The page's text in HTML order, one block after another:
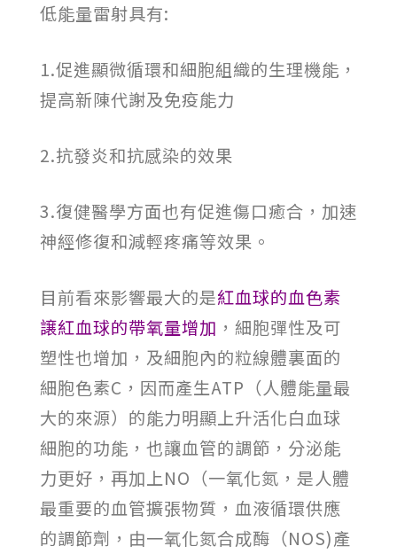
低能量雷射具有:
1.促進顯微循環和細胞組織的生理機能，
提高新陳代謝及免疫能力
2.抗發炎和抗感染的效果
3.復健醫學方面也有促進傷口癒合，加速
神經修復和減輕疼痛等效果。
目前看來影響最大的是紅血球的血色素
譲紅血球的帶氧量增加 ，細胞彈性及可
塑性也增加，及細胞內的粒線體裏面的
細胞色素C，因而產生ATP（人體能量最
大的來源）的能力明顯上升活化白血球
細胞的功能，也讓血管的調節，分泌能
力更好，再加上NO（一氧化氮，是人體
最重要的血管擴張物質，血液循環供應
的調節劑，由一氧化氮合成酶（NOS)產